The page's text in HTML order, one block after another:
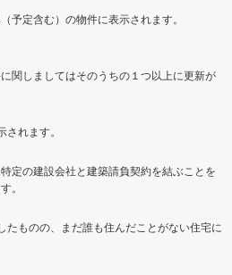
予定含む）の物件に表示されます。
関しましてはそのうちの１つ以上に更新が
れます。
定の建設会社と建築請負契約を結ぶことを
。
たものの、まだ誰も住んだことがない住宅に